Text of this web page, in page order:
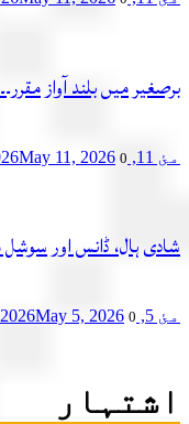
برصغیر میں بلند آواز
مئ 11, 2026 May 11, 2026 0
شادی ہال، ڈانس اور
مئ 5, 2026 May 5, 2026 0
اشتہار